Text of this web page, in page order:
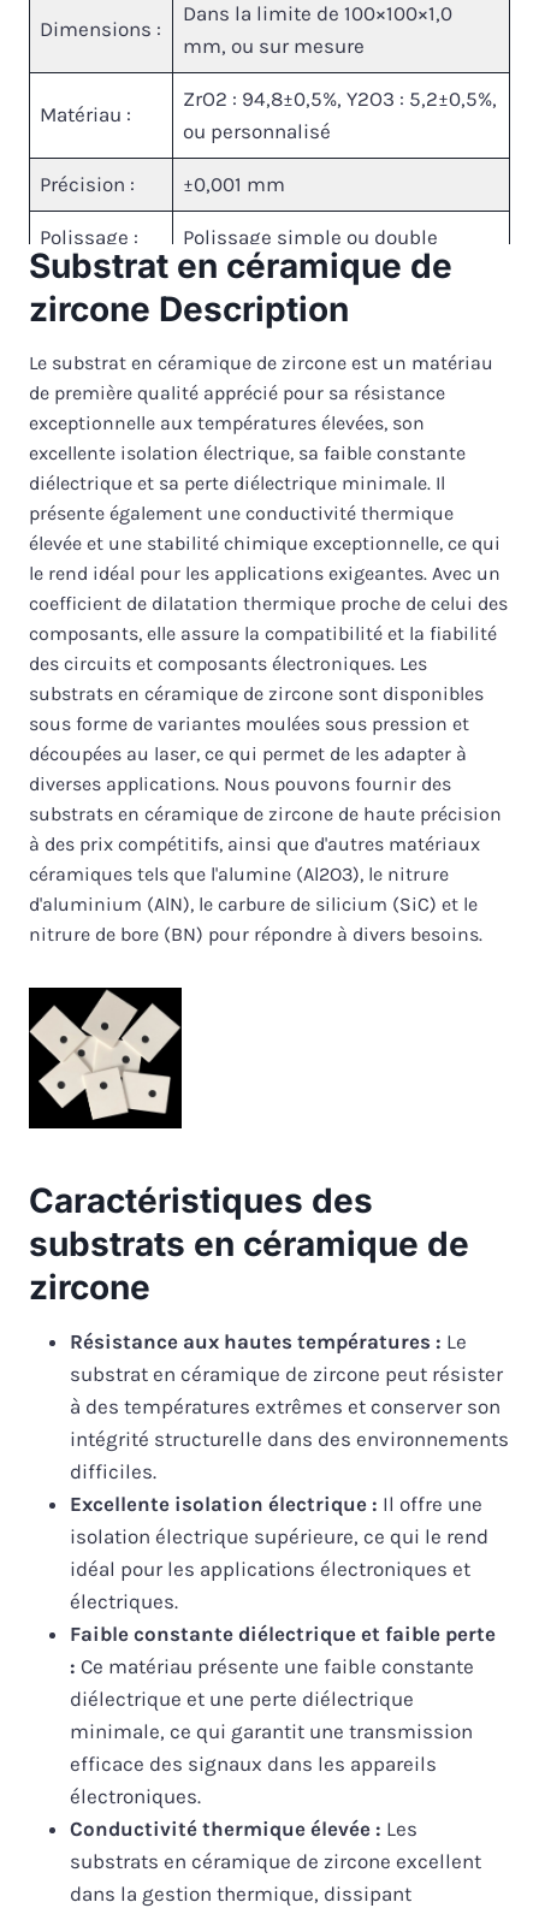
Dimensions :
Dans la limite de 100×100×1,0
mm, ou sur mesure
Matériau :
ZrO2 : 94,8±0,5%, Y2O3 : 5,2±0,5%,
ou personnalisé
Précision : ±0,001 mm
Polissage : Polissage simple ou double
Substrat en céramique de
zircone Description
Le substrat en céramique de zircone est un matériau
de première qualité apprécié pour sa résistance
exceptionnelle aux températures élevées, son
excellente isolation électrique, sa faible constante
diélectrique et sa perte diélectrique minimale. Il
présente également une conductivité thermique
élevée et une stabilité chimique exceptionnelle, ce qui
le rend idéal pour les applications exigeantes. Avec un
coefficient de dilatation thermique proche de celui des
composants, elle assure la compatibilité et la fiabilité
des circuits et composants électroniques. Les
substrats en céramique de zircone sont disponibles
sous forme de variantes moulées sous pression et
découpées au laser, ce qui permet de les adapter à
diverses applications. Nous pouvons fournir des
substrats en céramique de zircone de haute précision
à des prix compétitifs, ainsi que d'autres matériaux
céramiques tels que l'alumine (Al2O3), le nitrure
d'aluminium (AlN), le carbure de silicium (SiC) et le
nitrure de bore (BN) pour répondre à divers besoins.
Caractéristiques des
substrats en céramique de
zircone
Résistance aux hautes températures : Le
substrat en céramique de zircone peut résister
à des températures extrêmes et conserver son
intégrité structurelle dans des environnements
difficiles.
Excellente isolation électrique : Il offre une
isolation électrique supérieure, ce qui le rend
idéal pour les applications électroniques et
électriques.
Faible constante diélectrique et faible perte
: Ce matériau présente une faible constante
diélectrique et une perte diélectrique
minimale, ce qui garantit une transmission
efficace des signaux dans les appareils
électroniques.
Conductivité thermique élevée : Les
substrats en céramique de zircone excellent
dans la gestion thermique, dissipant